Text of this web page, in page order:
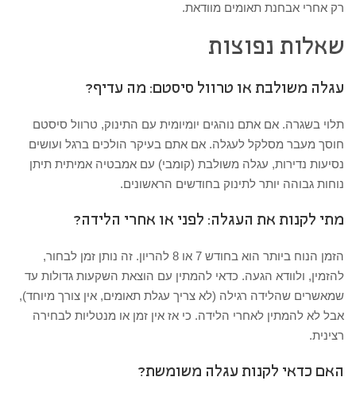
רק אחרי אבחנת תאומים מוודאת.
שאלות נפוצות
עגלה משולבת או טרוול סיסטם: מה עדיף?
תלוי בשגרה. אם אתם נוהגים יומיומית עם התינוק, טרוול סיסטם
חוסך מעבר מסלקל לעגלה. אם אתם בעיקר הולכים ברגל ועושים
נסיעות נדירות, עגלה משולבת (קומבי) עם אמבטיה אמיתית תיתן
נוחות גבוהה יותר לתינוק בחודשים הראשונים.
מתי לקנות את העגלה: לפני או אחרי הלידה?
הזמן הנוח ביותר הוא בחודש 7 או 8 להריון. זה נותן זמן לבחור,
להזמין, ולוודא הגעה. כדאי להמתין עם הוצאת השקעות גדולות עד
שמאשרים שהלידה רגילה (לא צריך עגלת תאומים, אין צורך מיוחד),
אבל לא להמתין לאחרי הלידה. כי אז אין זמן או מנטליות לבחירה
רצינית.
האם כדאי לקנות עגלה משומשת?